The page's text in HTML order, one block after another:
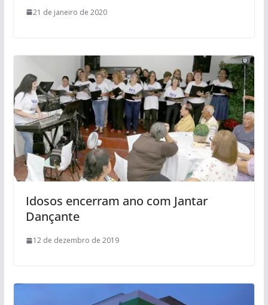
21 de janeiro de 2020
Idosos encerram ano com Jantar
Dançante
12 de dezembro de 2019